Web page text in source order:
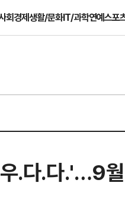
회경제생활/문화IT/과학연예스포
.다.다.'…9